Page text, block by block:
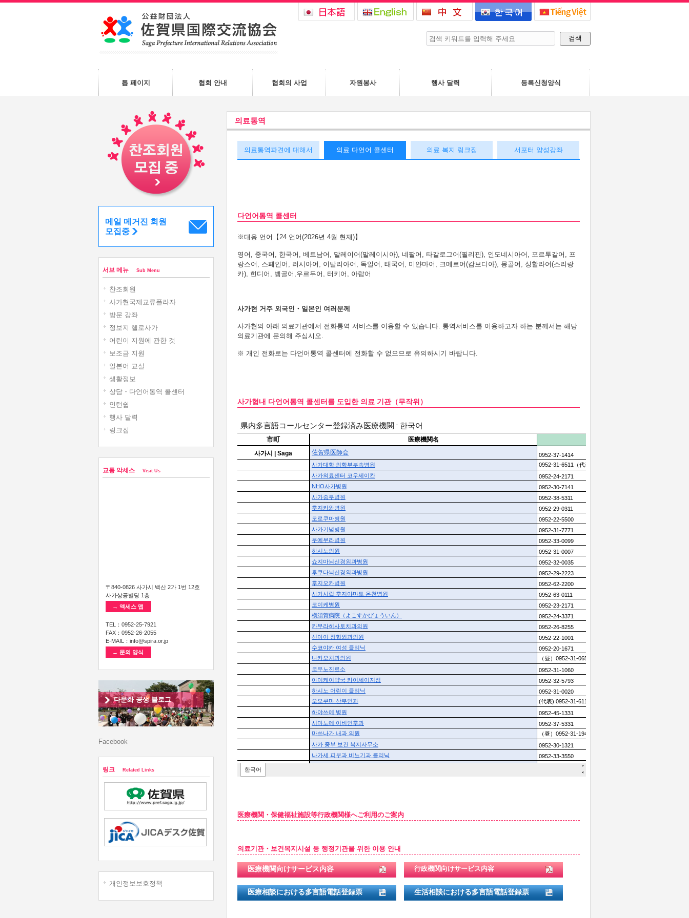
톱 페이지 협회 안내 협회의 사업 자원봉사 행사 달력 등록신청양식
의료통역
의료통역파견에 대해서 의료 다언어 콜센터 의료 복지 링크집 서포터 양성강좌
다언어통역 콜센터
※대응 언어【24 언어(2026년 4월 현재)】
영어 , 중국어, 한국어, 베트남어, 말레이어(말레이시아), 네팔어, 타갈로그어(필리핀), 인도네시아어, 포르투갈어, 프
랑스어, 스페인어, 러시아어, 이탈리아어, 독일어, 태국어, 미얀마어 , 크메르어(캄보디아), 몽골어, 싱할라어(스리랑
카), 힌디어, 벵골어,우르두어, 터키어, 아랍어
사가현 거주 외국인 ・ 일본인 여러분께
사가현의 아래 의료기관에서 전화통역 서비스를 이용할 수 있습니다. 통역서비스를 이용하고자 하는 분께서는 해당
의료기관에 문의해 주십시오.
※ 개인 전화로는 다언어통역 콜센터에 전화할 수 없으므로 유의하시기 바랍니다.
사가형내 다언어통역 콜센터를 도입한 의료 기관（무작위）
医療機関・保健福祉施設等行政機関様へご利用のご案内
의료기관・보건복지시설 등 행정기관을 위한 이용 안내
医療機関向けサービス内容 行政機関向けサービス内容
医療相談における多言語電話登録票 生活相談における多言語電話登録票
메일 메거진 회원
모집중
서브 메뉴 Sub Menu
찬조회원
사가현국제교류플라자
방문 강좌
정보지 헬로사가
어린이 지원에 관한 것
보조금 지원
일본어 교실
생활정보
상담・다언어통역 콜센터
인턴쉽
행사 달력
링크집
교통 악세스 Visit Us
〒840-0826 사가시 백산 2가 1번 12호
사가상공빌딩 1층
→ 액세스 맵
TEL：0952-25-7921
FAX：0952-26-2055
E-MAIL：info@spira.or.jp
→ 문의 양식
다문화 공생 블로그
Facebook
링크 Related Links
개인정보보호정책